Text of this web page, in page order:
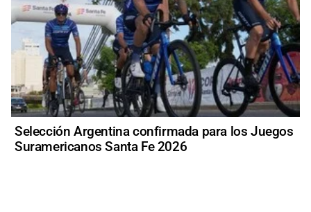
Selección Argentina confirmada para los Juegos
Suramericanos Santa Fe 2026